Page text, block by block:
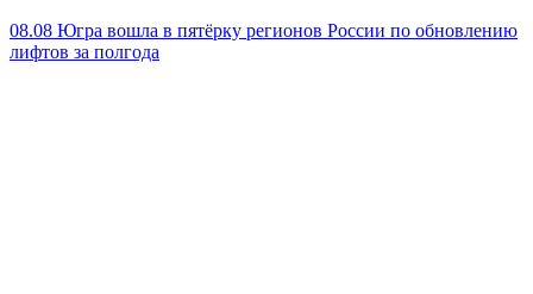
08.08 Югра вошла в пятёрку регионов России по обновлению
лифтов за полгода